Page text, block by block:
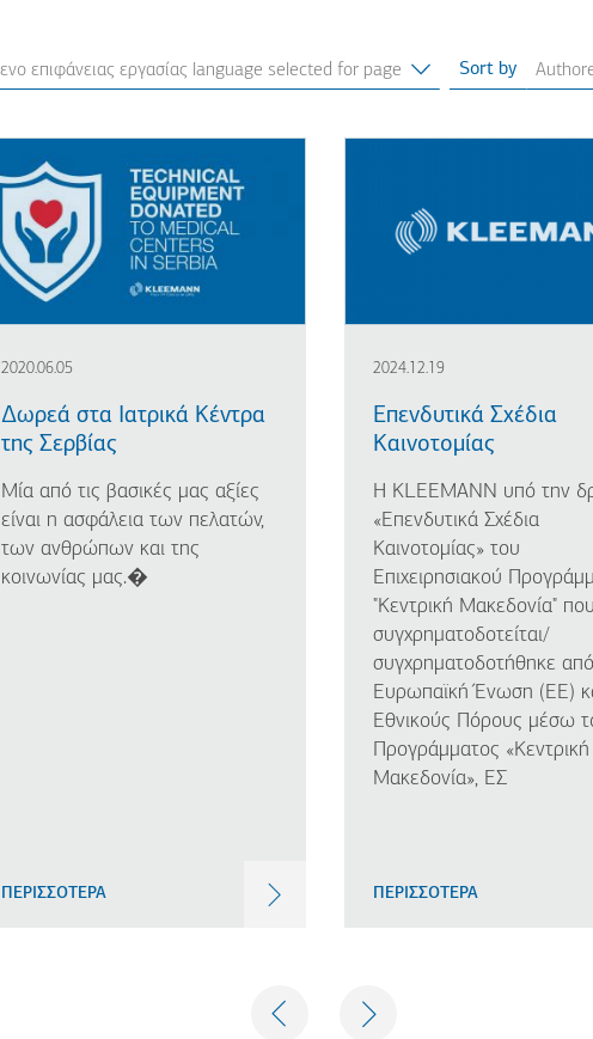
Sort by
2020.06.05
Δωρεά στα Ιατρικά Κέντρα
της Σερβίας
Μία από τις βασικές μας αξίες
είναι η ασφάλεια των πελατών,
των ανθρώπων και της
κοινωνίας μας.�
ΠΕΡΙΣΣΟΤΕΡΑ
2024.12.19
Επενδυτικά Σχέδια
Καινοτομίας
Η KLEEMANN υπό την
«Επενδυτικά Σχέδια
Καινοτομίας» του
Επιχειρησιακού
"Κεντρική Μακεδονία"
συγχρηματοδοτείται/
συγχρηματοδοτήθηκε
Ευρωπαϊκή Ένωση (ΕΕ)
Εθνικούς Πόρους μέσω
Προγράμματος «Κεντρική
Μακεδονία», ΕΣ
ΠΕΡΙΣΣΟΤΕΡΑ